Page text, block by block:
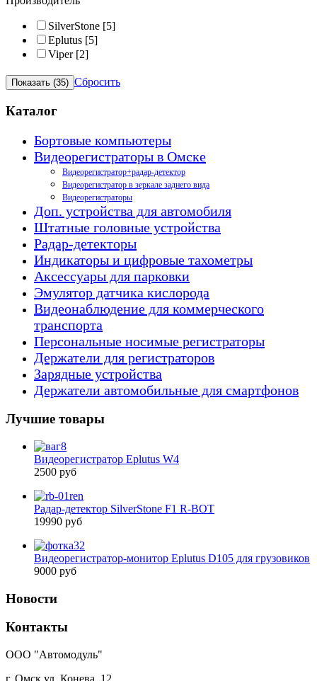
SilverStone [5]
Eplutus [5]
Viper[2]
Сбросить
Каталог
Бортовые компьютеры
Видеорегистраторы в Омске
Видеорегистратор+радар-детектор
Видеорегистратор в зеркале заднего вида
Видеорегистраторы
Доп. устройства для автомобиля
Штатные головные устройства
Радар-детекторы
Индикаторы и цифровые тахометры
Аксессуары для парковки
Эмулятор датчика кислорода
Видеонаблюдение для коммерческого
транспорта
Персональные носимые регистраторы
Держатели для регистраторов
Зарядные устройства
Держатели автомобильные для смартфонов
Лучшие товары
Видеорегистратор Eplutus W4
2500 руб
Радар-детектор SilverStone F1 R-BOT
19990 руб
Видеорегистратор-монитор Eplutus D105 для грузовиков
9000 руб
Новости
Контакты
ООО "Автомодуль"